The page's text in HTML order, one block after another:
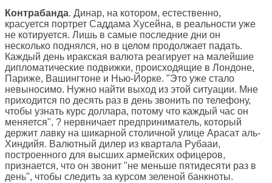
Контрабанда. Динар, на котором, естественно,
красуется портрет Саддама Хусейна, в реальности уже
не котируется. Лишь в самые последние дни он
несколько поднялся, но в целом продолжает падать.
Каждый день иракская валюта реагирует на малейшие
дипломатические подвижки, происходящие в Лондоне,
Париже, Вашингтоне и Нью-Йорке. "Это уже стало
невыносимо. Нужно найти выход из этой ситуации. Мне
приходится по десять раз в день звонить по телефону,
чтобы узнать курс доллара, потому что каждый час он
меняется", ? нервничает предприниматель, который
держит лавку на шикарной столичной улице Арасат аль-
Хиндийя. Валютный дилер из квартала Рубааи,
построенного для высших армейских офицеров,
признается, что он звонит "не меньше пятидесяти раз в
день", чтобы следить за курсом зеленой банкноты.